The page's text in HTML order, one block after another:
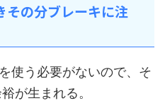
その分ブレーキに注
使う必要がないので、そ
が生まれる。